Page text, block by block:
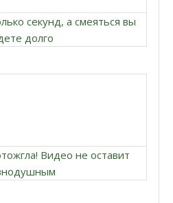
секунд, а смеяться вы
долго
Видео не оставит